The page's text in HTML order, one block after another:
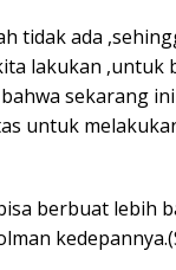
tidak ada
lakukan ,untuk
sekarang
untuk
berbuat lebih